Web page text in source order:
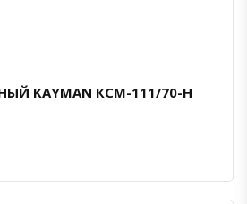
KAYMAN КСМ-111/70-Н